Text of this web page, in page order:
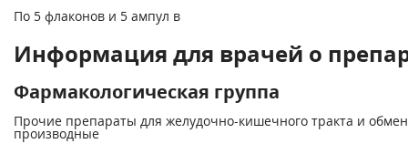
По 5 флаконов и 5 ампул в
Информация для врачей о
Фармакологическая группа
Прочие препараты для желудочно-кишечного тракта и
производные